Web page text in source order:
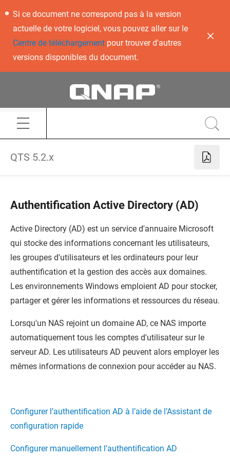
Si ce document ne correspond pas à la version
actuelle de votre logiciel, vous pouvez aller sur le
Centre de téléchargementpour trouver d'autres
versions disponibles du document.
QTS 5.2.x
Authentification Active Directory (AD)
Active Directory (AD) est un service d'annuaire Microsoft
qui stocke des informations concernant les utilisateurs,
les groupes d'utilisateurs et les ordinateurs pour leur
authentification et la gestion des accès aux domaines.
Les environnements Windows emploient AD pour stocker,
partager et gérer les informations et ressources du réseau.
Lorsqu'un NAS rejoint un domaine AD, ce NAS importe
automatiquement tous les comptes d'utilisateur sur le
serveur AD. Les utilisateurs AD peuvent alors employer les
mêmes informations de connexion pour accéder au NAS.
Configurer l’authentification AD à l’aide de l’Assistant de
configuration rapide
Configurer manuellement l’authentification AD